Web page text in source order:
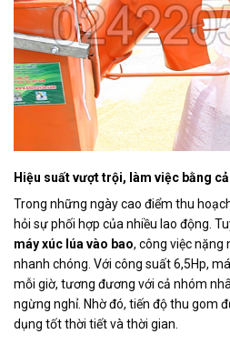
Hiệu suất vượt trội, làm việc bằng
Trong những ngày cao điểm thu
hỏi sự phối hợp của nhiều lao động.
máy xúc lúa vào bao, công việc
nhanh chóng. Với công suất 6,5Hp,
mỗi giờ, tương đương với cả nhóm
ngừng nghỉ. Nhờ đó, tiến độ thu gom
dụng tốt thời tiết và thời gian.